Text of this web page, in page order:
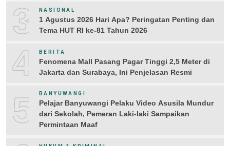
3 NASIONAL
1 Agustus 2026 Hari Apa? Peringatan Penting dan
Tema HUT RI ke-81 Tahun 2026
4 BERITA
Fenomena Mall Pasang Pagar Tinggi 2,5 Meter di
Jakarta dan Surabaya, Ini Penjelasan Resmi
5 BANYUWANGI
Pelajar Banyuwangi Pelaku Video Asusila Mundur
dari Sekolah, Pemeran Laki-laki Sampaikan
Permintaan Maaf